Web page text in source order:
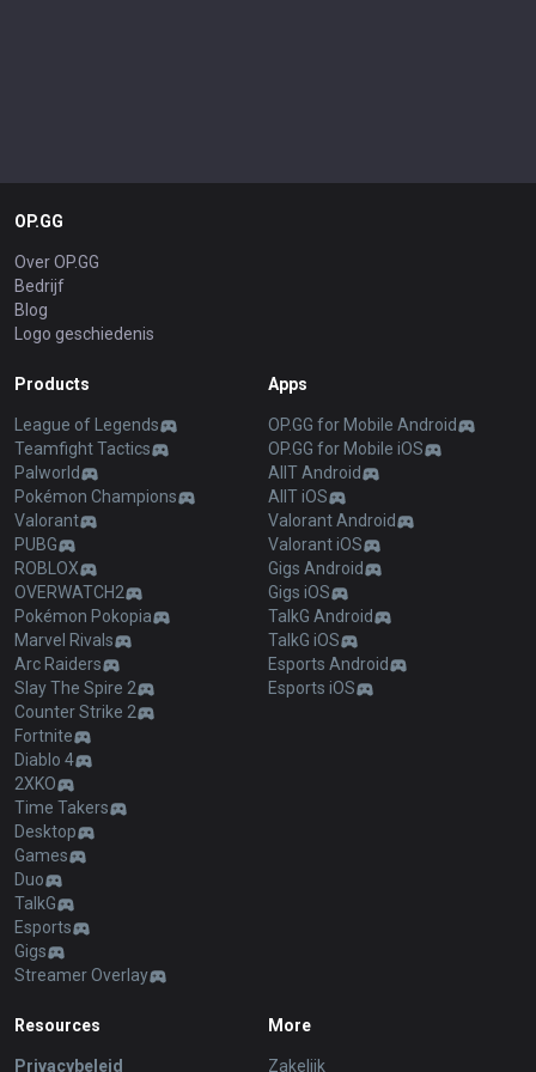
OP.GG
Over OP.GG
Bedrijf
Blog
Logo geschiedenis
Products
League of Legends
Teamfight Tactics
Palworld
Pokémon Champions
Valorant
PUBG
ROBLOX
OVERWATCH2
Pokémon Pokopia
Marvel Rivals
Arc Raiders
Slay The Spire 2
Counter Strike 2
Fortnite
Diablo 4
2XKO
Time Takers
Desktop
Games
Duo
TalkG
Esports
Gigs
Streamer Overlay
Apps
OP.GG for Mobile Android
OP.GG for Mobile iOS
AllT Android
AllT iOS
Valorant Android
Valorant iOS
Gigs Android
Gigs iOS
TalkG Android
TalkG iOS
Esports Android
Esports iOS
Resources
Privacybeleid
More
Zakelijk